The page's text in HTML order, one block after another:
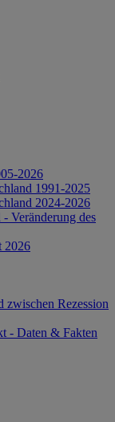
2026
1991-2025
2024-2026
Veränderung des
2026
zwischen Rezession
- Daten & Fakten